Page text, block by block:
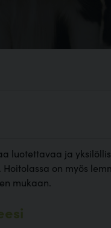
luotettavaa ja
on myös
mukaan.